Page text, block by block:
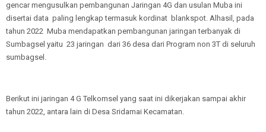
gencar mengusulkan pembangunan Jaringan 4G dan usulan Muba ini
disertai data paling lengkap termasuk kordinat blankspot. Alhasil, pada
tahun 2022 Muba mendapatkan pembangunan jaringan terbanyak di
Sumbagsel yaitu 23 jaringan dari 36 desa dari Program non 3T di seluruh
sumbagsel.
Berikut ini jaringan 4 G Telkomsel yang saat ini dikerjakan sampai akhir
tahun 2022, antara lain di Desa Sridamai Kecamatan.